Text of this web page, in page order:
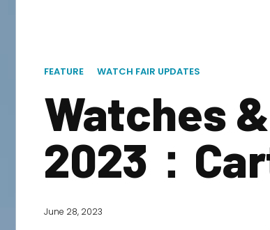
FEATURE WATCH FAIR UPDATES
Watches
2023：
June 28, 2023